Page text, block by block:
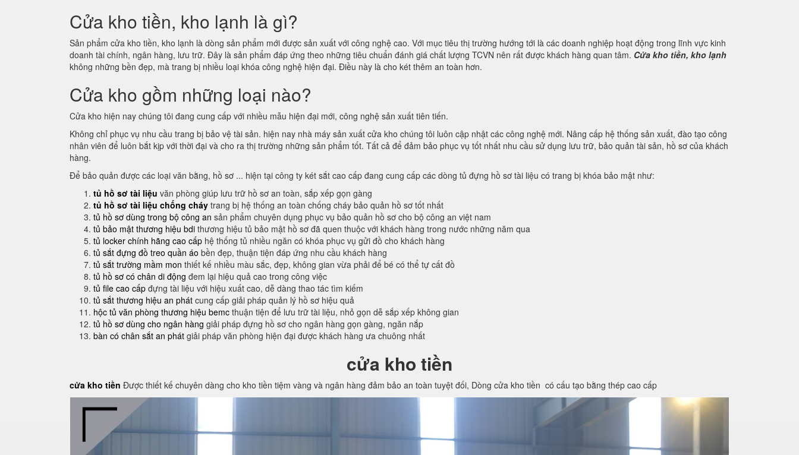
Cửa kho tiền, kho lạnh là gì?
Sản phẩm cửa kho tiền, kho lạnh là dòng sản phẩm mới được sản xuất với công nghệ cao. Với mục tiêu thị trường hướng tới là các doanh nghiệp hoạt động trong lĩnh vực kinh
doanh tài chính, ngân hàng, lưu trữ. Đây là sản phẩm đáp ứng theo những tiêu chuẩn đánh giá chất lượng TCVN nên rất được khách hàng quan tâm. Cửa kho tiền, kho lạnh
không những bền đẹp, mà trang bị nhiều loại khóa công nghệ hiện đại. Điều này là cho két thêm an toàn hơn.
Cửa kho gồm những loại nào?
Cửa kho hiện nay chúng tôi đang cung cấp với nhiều mẫu hiện đại mới, công nghệ sản xuất tiên tiến.
Không chỉ phục vụ nhu cầu trang bị bảo vệ tài sản. hiện nay nhà máy sản xuất cửa kho chúng tôi luôn cập nhật các công nghệ mới. Nâng cấp hệ thống sản xuất, đào tạo công
nhân viên để luôn bắt kịp với thời đại và cho ra thị trường những sản phẩm tốt. Tất cả để đảm bảo phục vụ tốt nhất nhu cầu sử dụng lưu trữ, bảo quản tài sản, hồ sơ của khách
hàng.
Để bảo quản được các loại văn bằng, hồ sơ ... hiện tại công ty két sắt cao cấp đang cung cấp các dòng tủ đựng hồ sơ tài liệu có trang bị khóa bảo mật như:
tủ hồ sơ tài liệu văn phòng giúp lưu trữ hồ sơ an toàn, sắp xếp gọn gàng
tủ hồ sơ tài liệu chống cháy trang bị hệ thống an toàn chống cháy bảo quản hồ sơ tốt nhất
tủ hồ sơ dùng trong bộ công an sản phẩm chuyên dụng phục vụ bảo quản hồ sơ cho bộ công an việt nam
tủ bảo mật thương hiệu bdi thương hiệu tủ bảo mật hồ sơ đã quen thuộc với khách hàng trong nước những năm qua
tủ locker chính hãng cao cấp hệ thống tủ nhiều ngăn có khóa phục vụ gửi đồ cho khách hàng
tủ sắt đựng đồ treo quần áo bền đẹp, thuận tiện đáp ứng nhu cầu khách hàng
tủ sắt trường mầm mon thiết kế nhiều màu sắc, đẹp, không gian vừa phải để bé có thể tự cất đồ
tủ hồ sơ có chân di động đem lại hiệu quả cao trong công việc
tủ file cao cấp đựng tài liệu với hiệu xuất cao, dễ dàng thao tác tìm kiếm
tủ sắt thương hiệu an phát cung cấp giải pháp quản lý hồ sơ hiệu quả
hộc tủ văn phòng thương hiệu bemc thuận tiện để lưu trữ tài liệu, nhỏ gọn dễ sắp xếp không gian
tủ hồ sơ dùng cho ngân hàng giải pháp đựng hồ sơ cho ngân hàng gọn gàng, ngăn nắp
bàn có chân sắt an phát giải pháp văn phòng hiện đại được khách hàng ưa chuông nhất
cửa kho tiền
cửa kho tiền Được thiết kế chuyên dàng cho kho tiền tiệm vàng và ngân hàng đảm bảo an toàn tuyệt đối, Dòng cửa kho tiền có cấu tạo bằng thép cao cấp